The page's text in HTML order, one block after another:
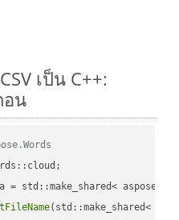
เป็น C++:
อน
= std::make_shared<
(std::make_shared<